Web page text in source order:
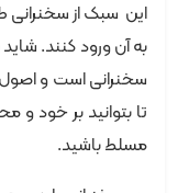
این سبک از سخنرانی
به آن ورود کنند.
سخنرانی است و اصول
تا بتوانید بر خود
مسلط باشید.